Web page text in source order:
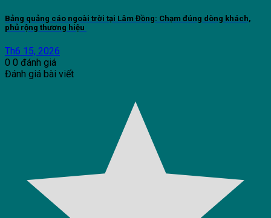
Bảng quảng cáo ngoài trời tại Lâm Đồng: Chạm đúng dòng khách,
phủ rộng thương hiệu
Th6 15, 2026
0 0 đánh giá
Đánh giá bài viết